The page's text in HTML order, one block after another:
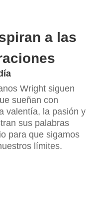
a las
Wright siguen
sueñan con
valentía, la pasión y
sus palabras
para que sigamos
límites.